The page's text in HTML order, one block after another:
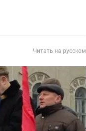
Читать на русском